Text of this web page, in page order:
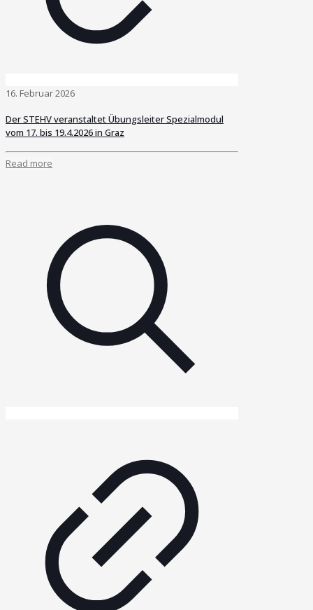
16. Februar 2026
Der STEHV veranstaltet Übungsleiter Spezialmodul
vom 17. bis 19.4.2026 in Graz
Read more